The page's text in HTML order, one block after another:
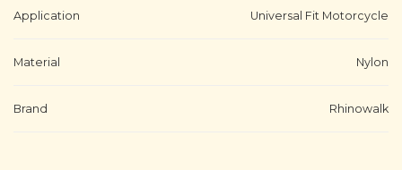
Application Universal Fit Motorcycle
Material Nylon
Brand Rhinowalk